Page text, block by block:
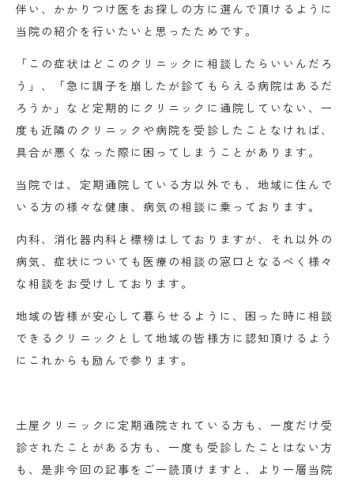
伴い、かかりつけ医をお探しの方に選んで頂けるように
当院の紹介を行いたいと思ったためです。
「この症状はどこのクリニックに相談したらいいんだろ
う」、「急に調子を崩したが診てもらえる病院はあるだ
ろうか」など定期的にクリニックに通院していない、一
度も近隣のクリニックや病院を受診したことなければ、
具合が悪くなった際に困ってしまうことがあります。
当院では、定期通院している方以外でも、地域に住んで
いる方の様々な健康、病気の相談に乗っております。
内科、消化器内科と標榜はしておりますが、それ以外の
病気、症状についても医療の相談の窓口となるべく様々
な相談をお受けしております。
地域の皆様が安心して暮らせるように、困った時に相談
できるクリニックとして地域の皆様方に認知頂けるよう
にこれからも励んで参ります。
土屋クリニックに定期通院されている方も、一度だけ受
診されたことがある方も、一度も受診したことはない方
も、是非今回の記事をご一読頂けますと、より一層当院